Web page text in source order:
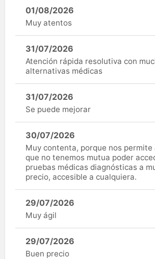
01/08/2026
Muy atentos
31/07/2026
Atención rápida resolutiva con
alternativas médicas
31/07/2026
Se puede mejorar
30/07/2026
Muy contenta, porque nos permite
que no tenemos mutua poder
pruebas médicas diagnósticas a
precio, accesible a cualquiera.
29/07/2026
Muy ágil
29/07/2026
Buen precio